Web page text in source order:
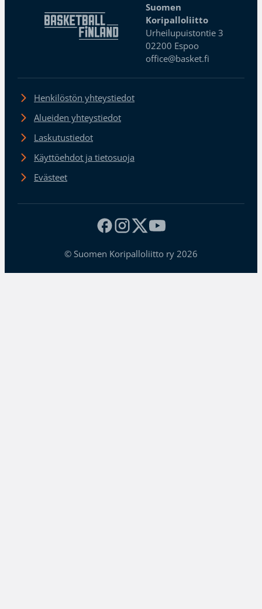
Suomen
Koripalloliitto
Urheilupuistontie 3
02200 Espoo
office@basket.fi
Henkilöstön yhteystiedot
Alueiden yhteystiedot
Laskutustiedot
Käyttöehdot ja tietosuoja
Evästeet
© Suomen Koripalloliitto ry 2026